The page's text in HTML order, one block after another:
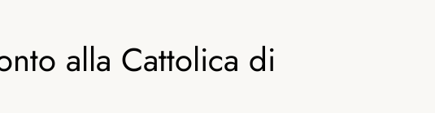
alla Cattolica di